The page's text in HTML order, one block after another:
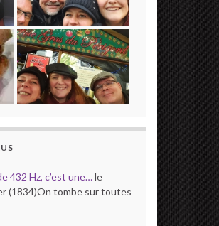
432 Hz, c’est une…le
(1834)On tombe sur toutes